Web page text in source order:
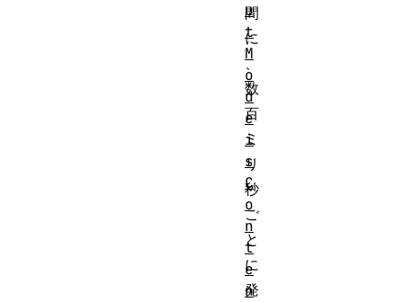
間
に
、
数
百
ミ
リ
秒
ご
と
に
発
u
t
M
o
d
e
i
s
C
o
n
t
e
n